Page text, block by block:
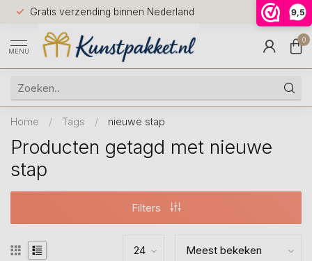
9,5
Gratis verzending binnen Nederland
Voor
huis
9.5
MENU
0
Home / Tags / nieuwe stap
Producten getagd met nieuwe
stap
Filters